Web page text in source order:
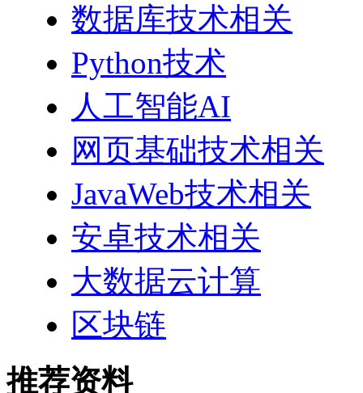
数据库技术相关
Python技术
人工智能AI
网页基础技术相关
JavaWeb技术相关
安卓技术相关
大数据云计算
区块链
推荐资料